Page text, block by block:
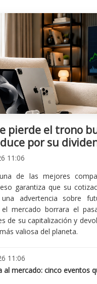
pierde el trono
por su
11:06
de las mejores
garantiza que su
advertencia sobre
mercado borrara el
de su capitalización y
valiosa del planeta.
11:06
al mercado: cinco eventos